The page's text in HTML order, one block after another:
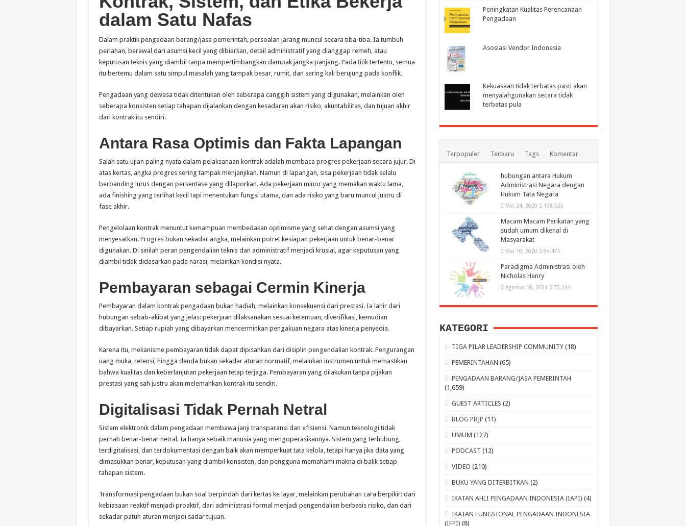
dalam Satu Nafas
Dalam praktik pengadaan barang/jasa pemerintah, persoalan jarang muncul secara tiba-tiba. Ia tumbuh
perlahan, berawal dari asumsi kecil yang dibiarkan, detail administratif yang dianggap remeh, atau
keputusan teknis yang diambil tanpa mempertimbangkan dampak jangka panjang. Pada titik tertentu, semua
itu bertemu dalam satu simpul masalah yang tampak besar, rumit, dan sering kali berujung pada konflik.
Pengadaan yang dewasa tidak ditentukan oleh seberapa canggih sistem yang digunakan, melainkan oleh
seberapa konsisten setiap tahapan dijalankan dengan kesadaran akan risiko, akuntabilitas, dan tujuan akhir
dari kontrak itu sendiri.
Antara Rasa Optimis dan Fakta Lapangan
Salah satu ujian paling nyata dalam pelaksanaan kontrak adalah membaca progres pekerjaan secara jujur. Di
atas kertas, angka progres sering tampak menjanjikan. Namun di lapangan, sisa pekerjaan tidak selalu
berbanding lurus dengan persentase yang dilaporkan. Ada pekerjaan minor yang memakan waktu lama,
ada finishing yang terlihat kecil tapi menentukan fungsi utama, dan ada risiko yang baru muncul justru di
fase akhir.
Pengelolaan kontrak menuntut kemampuan membedakan optimisme yang sehat dengan asumsi yang
menyesatkan. Progres bukan sekadar angka, melainkan potret kesiapan pekerjaan untuk benar-benar
digunakan. Di sinilah peran pengendalian teknis dan administratif menjadi krusial, agar keputusan yang
diambil tidak didasarkan pada narasi, melainkan kondisi nyata.
Pembayaran sebagai Cermin Kinerja
Pembayaran dalam kontrak pengadaan bukan hadiah, melainkan konsekuensi dari prestasi. Ia lahir dari
hubungan sebab-akibat yang jelas: pekerjaan dilaksanakan sesuai ketentuan, diverifikasi, kemudian
dibayarkan. Setiap rupiah yang dibayarkan mencerminkan pengakuan negara atas kinerja penyedia.
Karena itu, mekanisme pembayaran tidak dapat dipisahkan dari disiplin pengendalian kontrak. Pengurangan
uang muka, retensi, hingga denda bukan sekadar aturan normatif, melainkan instrumen untuk memastikan
bahwa kualitas dan keberlanjutan pekerjaan tetap terjaga. Pembayaran yang dilakukan tanpa pijakan
prestasi yang sah justru akan melemahkan kontrak itu sendiri.
Digitalisasi Tidak Pernah Netral
Sistem elektronik dalam pengadaan membawa janji transparansi dan efisiensi. Namun teknologi tidak
pernah benar-benar netral. Ia hanya sebaik manusia yang mengoperasikannya. Sistem yang terhubung,
terdigitalisasi, dan terdokumentasi dengan baik akan memperkuat tata kelola, tetapi hanya jika data yang
dimasukkan benar, keputusan yang diambil konsisten, dan pengguna memahami makna di balik setiap
tahapan sistem.
Transformasi pengadaan bukan soal berpindah dari kertas ke layar, melainkan perubahan cara berpikir: dari
kebiasaan reaktif menjadi proaktif, dari administrasi formal menjadi pengendalian berbasis risiko, dan dari
sekadar patuh aturan menjadi sadar tujuan.
Peningkatan Kualitas Perencanaan
Pengadaan
Asosiasi Vendor Indonesia
Kekuasaan tidak terbatas pasti akan
menyalahgunakan secara tidak
terbatas pula
Terpopuler Terbaru Tags Komentar
hubungan antara Hukum
Administrasi Negara dengan
Hukum Tata Negara
Mei 24, 2020 138,525
Macam Macam Perikatan yang
sudah umum dikenal di
Masyarakat
Mei 10, 2020 84,475
Paradigma Administrasi oleh
Nicholas Henry
Agustus 18, 2021 75,344
KATEGORI
TIGA PILAR LEADERSHIP COMMUNITY (18)
PEMERINTAHAN (65)
PENGADAAN BARANG/JASA PEMERINTAH
(1,659)
GUEST ARTICLES (2)
BLOG PBJP (11)
UMUM (127)
PODCAST (12)
VIDEO (210)
BUKU YANG DITERBITKAN (2)
IKATAN AHLI PENGADAAN INDONESIA (IAPI) (4)
IKATAN FUNGSIONAL PENGADAAN INDONESIA
(IFPI) (8)